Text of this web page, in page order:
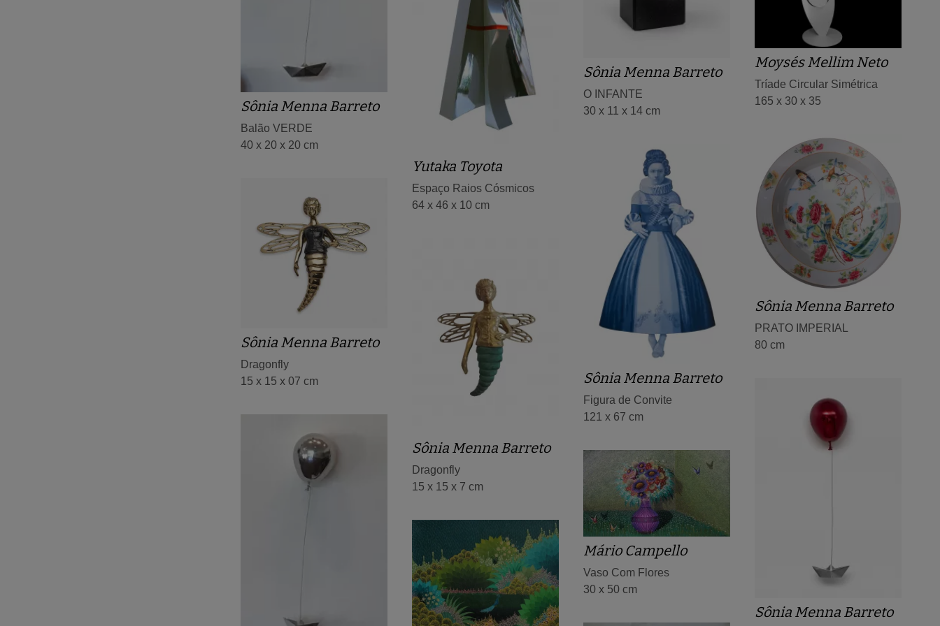
Moysés Mellim Neto
Tríade Circular Simétrica
165 x 30 x 35
Sônia Menna Barreto
O INFANTE
30 x 11 x 14 cm
Sônia Menna Barreto
Balão VERDE
40 x 20 x 20 cm
Yutaka Toyota
Espaço Raios Cósmicos
64 x 46 x 10 cm
Sônia Menna Barreto
PRATO IMPERIAL
80 cm
Sônia Menna Barreto
Figura de Convite
121 x 67 cm
Sônia Menna Barreto
Dragonfly
15 x 15 x 07 cm
Sônia Menna Barreto
Dragonfly
15 x 15 x 7 cm
Sônia Menna Barreto
Mário Campello
Vaso Com Flores
30 x 50 cm